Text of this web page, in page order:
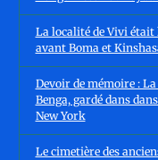
La localité de Vivi était
avant Boma et
Devoir de mémoire :
Benga, gardé dans
New York
Le cimetière des